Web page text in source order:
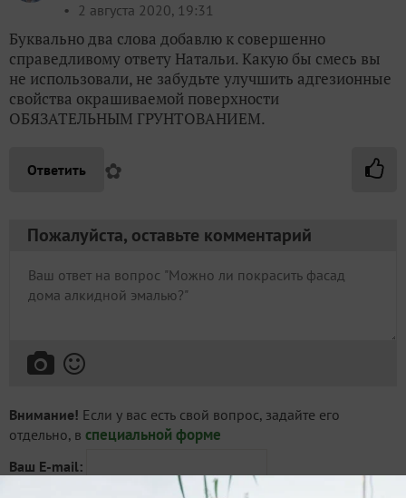
2 августа 2020, 19:31
Буквально два слова добавлю к совершенно
справедливому ответу Натальи. Какую бы смесь вы
не использовали, не забудьте улучшить адгезионные
свойства окрашиваемой поверхности
ОБЯЗАТЕЛЬНЫМ ГРУНТОВАНИЕМ.
Ответить ✿
Пожалуйста, оставьте комментарий
Внимание! Если у вас есть свой вопрос, задайте его
отдельно, в специальной форме
Ваш E-mail: